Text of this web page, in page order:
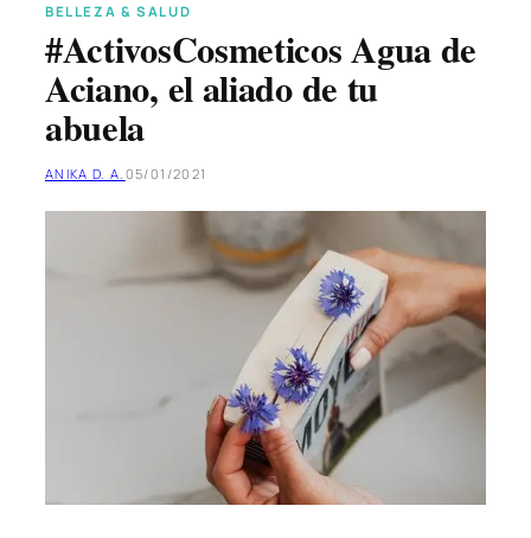
BELLEZA & SALUD
#ActivosCosmeticos Agua de
Aciano, el aliado de tu
abuela
ANIKA D. A. 05/01/2021